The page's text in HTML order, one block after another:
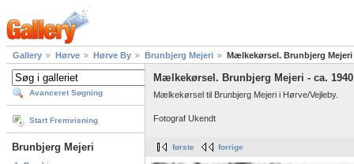
Gallery Hørve Hørve By Brunbjerg Mejeri Mælkekørsel. Brunbjerg Mejeri
Avanceret Søgning
Start Fremvisning
Brunbjerg Mejeri
Mælkekørsel. Brunbjerg Mejeri - ca. 1940
Mælkekørsel til Brunbjerg Mejeri i Hørve/Vejleby.
Fotograf Ukendt
første forrige